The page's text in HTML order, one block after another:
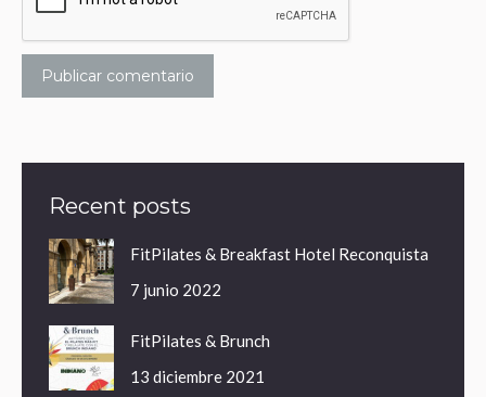
Publicar comentario
Recent posts
FitPilates & Breakfast Hotel Reconquista
7 junio 2022
FitPilates & Brunch
13 diciembre 2021